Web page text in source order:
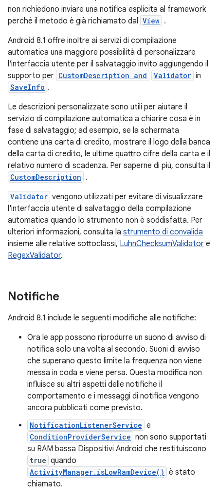
non richiedono inviare una notifica esplicita al framework
perché il metodo è già richiamato dal View .
Android 8.1 offre inoltre ai servizi di compilazione
automatica una maggiore possibilità di personalizzare
l'interfaccia utente per il salvataggio invito aggiungendo il
supporto per CustomDescription and Validator in
SaveInfo .
Le descrizioni personalizzate sono utili per aiutare il
servizio di compilazione automatica a chiarire cosa è in
fase di salvataggio; ad esempio, se la schermata
contiene una carta di credito, mostrare il logo della banca
della carta di credito, le ultime quattro cifre della carta e il
relativo numero di scadenza. Per saperne di più, consulta il
CustomDescription .
Validator vengono utilizzati per evitare di visualizzare
l'interfaccia utente di salvataggio della compilazione
automatica quando lo strumento non è soddisfatta. Per
ulteriori informazioni, consulta la strumento di convalida
insieme alle relative sottoclassi, LuhnChecksumValidator e
RegexValidator.
Notifiche
Android 8.1 include le seguenti modifiche alle notifiche:
Ora le app possono riprodurre un suono di avviso di
notifica solo una volta al secondo. Suoni di avviso
che superano questo limite la frequenza non viene
messa in coda e viene persa. Questa modifica non
influisce su altri aspetti delle notifiche il
comportamento e i messaggi di notifica vengono
ancora pubblicati come previsto.
NotificationListenerService e
ConditionProviderService non sono supportati
su RAM bassa Dispositivi Android che restituiscono
true quando
ActivityManager.isLowRamDevice() è stato
chiamato.